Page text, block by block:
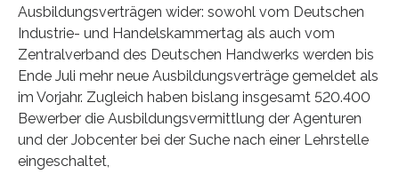
Ausbildungsverträgen wider: sowohl vom Deutschen
Industrie- und Handelskammertag als auch vom
Zentralverband des Deutschen Handwerks werden bis
Ende Juli mehr neue Ausbildungsverträge gemeldet als
im Vorjahr. Zugleich haben bislang insgesamt 520.400
Bewerber die Ausbildungsvermittlung der Agenturen
und der Jobcenter bei der Suche nach einer Lehrstelle
eingeschaltet,